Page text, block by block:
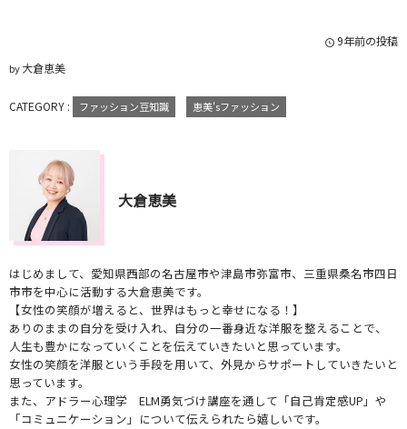
9年前の投稿
by大倉恵美
CATEGORY : ファッション豆知識 恵美'sファッション
大倉恵美
はじめまして、愛知県西部の名古屋市や津島市弥富市、三重県桑名市四日
市市を中心に活動する大倉恵美です。
【女性の笑顔が増えると、世界はもっと幸せになる！】
ありのままの自分を受け入れ、自分の一番身近な洋服を整えることで、
人生も豊かになっていくことを伝えていきたいと思っています。
女性の笑顔を洋服という手段を用いて、外見からサポートしていきたいと
思っています。
また、アドラー心理学 ELM勇気づけ講座を通して「自己肯定感UP」や
「コミュニケーション」について伝えられたら嬉しいです。